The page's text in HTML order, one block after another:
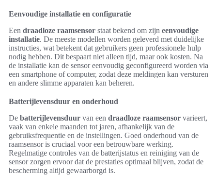
Eenvoudige installatie en configuratie
Een draadloze raamsensor staat bekend om zijn eenvoudige
installatie. De meeste modellen worden geleverd met duidelijke
instructies, wat betekent dat gebruikers geen professionele hulp
nodig hebben. Dit bespaart niet alleen tijd, maar ook kosten. Na
de installatie kan de sensor eenvoudig geconfigureerd worden via
een smartphone of computer, zodat deze meldingen kan versturen
en andere slimme apparaten kan beheren.
Batterijlevensduur en onderhoud
De batterijlevensduur van een draadloze raamsensor varieert,
vaak van enkele maanden tot jaren, afhankelijk van de
gebruiksfrequentie en de instellingen. Goed onderhoud van de
raamsensor is cruciaal voor een betrouwbare werking.
Regelmatige controles van de batterijstatus en reiniging van de
sensor zorgen ervoor dat de prestaties optimaal blijven, zodat de
bescherming altijd gewaarborgd is.